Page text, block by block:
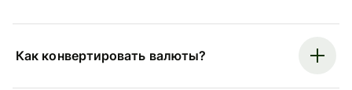
Как конвертировать валюты?